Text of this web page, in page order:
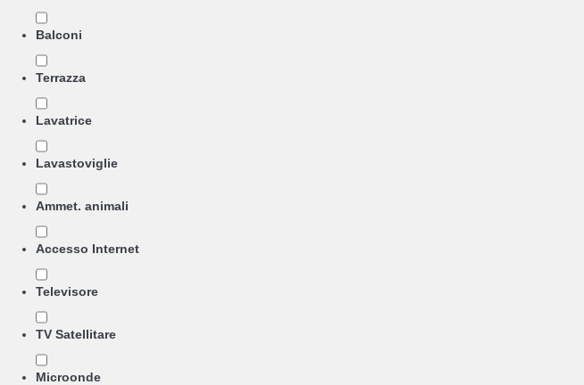
Balconi
Terrazza
Lavatrice
Lavastoviglie
Ammet. animali
Accesso Internet
Televisore
TV Satellitare
Microonde